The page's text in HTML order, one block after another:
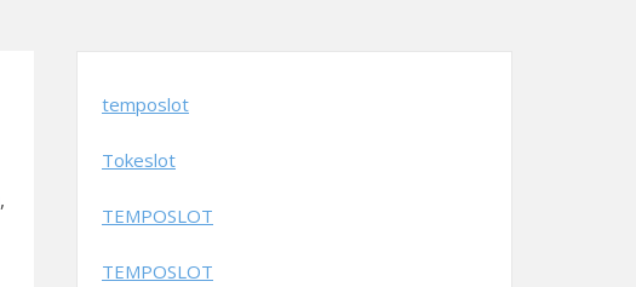
,
temposlot
Tokeslot
TEMPOSLOT
TEMPOSLOT